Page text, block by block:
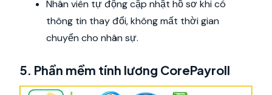
Nhân viên tự động cập nhật hồ sơ khi có
thông tin thay đổi, không mất thời gian
chuyển cho nhân sự.
5. Phần mềm tính lương CorePayroll